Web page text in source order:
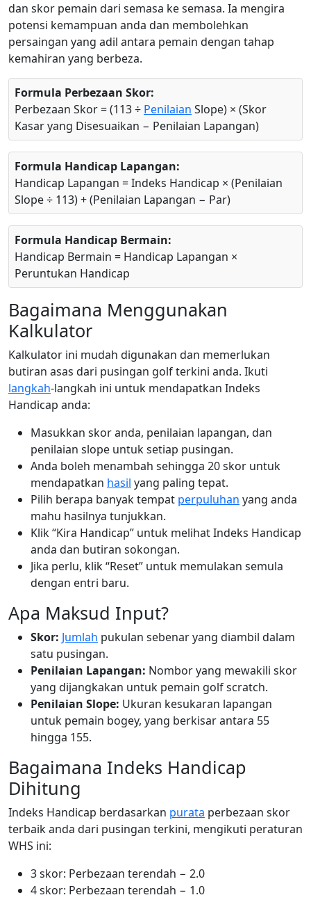
dan skor pemain dari semasa ke semasa. Ia mengira
potensi kemampuan anda dan membolehkan
persaingan yang adil antara pemain dengan tahap
kemahiran yang berbeza.
Formula Perbezaan Skor:
Perbezaan Skor = (113 ÷ Penilaian Slope) × (Skor
Kasar yang Disesuaikan − Penilaian Lapangan)
Formula Handicap Lapangan:
Handicap Lapangan = Indeks Handicap × (Penilaian
Slope ÷ 113) + (Penilaian Lapangan − Par)
Formula Handicap Bermain:
Handicap Bermain = Handicap Lapangan ×
Peruntukan Handicap
Bagaimana Menggunakan
Kalkulator
Kalkulator ini mudah digunakan dan memerlukan
butiran asas dari pusingan golf terkini anda. Ikuti
langkah-langkah ini untuk mendapatkan Indeks
Handicap anda:
Masukkan skor anda, penilaian lapangan, dan
penilaian slope untuk setiap pusingan.
Anda boleh menambah sehingga 20 skor untuk
mendapatkan hasil yang paling tepat.
Pilih berapa banyak tempat perpuluhan yang anda
mahu hasilnya tunjukkan.
Klik “Kira Handicap” untuk melihat Indeks Handicap
anda dan butiran sokongan.
Jika perlu, klik “Reset” untuk memulakan semula
dengan entri baru.
Apa Maksud Input?
Skor: Jumlah pukulan sebenar yang diambil dalam
satu pusingan.
Penilaian Lapangan: Nombor yang mewakili skor
yang dijangkakan untuk pemain golf scratch.
Penilaian Slope: Ukuran kesukaran lapangan
untuk pemain bogey, yang berkisar antara 55
hingga 155.
Bagaimana Indeks Handicap
Dihitung
Indeks Handicap berdasarkan purata perbezaan skor
terbaik anda dari pusingan terkini, mengikuti peraturan
WHS ini:
3 skor: Perbezaan terendah − 2.0
4 skor: Perbezaan terendah − 1.0